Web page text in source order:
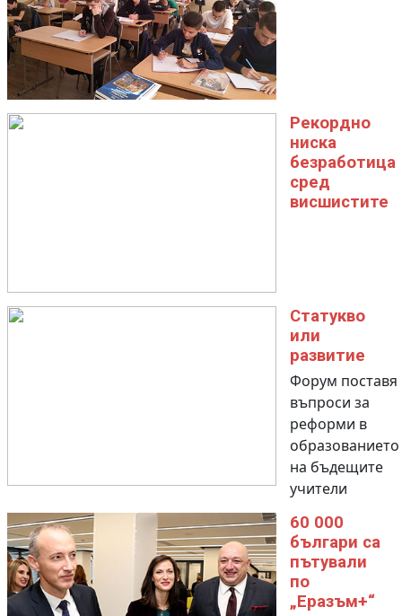
Рекордно
ниска
безработица
сред
висшистите
Статукво
или
развитие
Форум поставя
въпроси за
реформи в
образованието
на бъдещите
учители
60 000
българи са
пътували
по
„Еразъм+“